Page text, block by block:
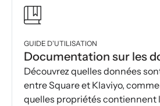
GUIDE D’UTILISATION
Documentation sur les
Découvrez quelles données
entre Square et Klaviyo,
quelles propriétés contiennent